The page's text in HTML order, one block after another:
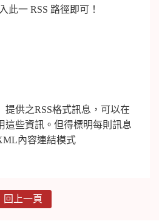
此一 RSS 路徑即可！
提供之RSS格式訊息，可以在
這些資訊。但得標明每則訊息
內容連結模式
回上一頁